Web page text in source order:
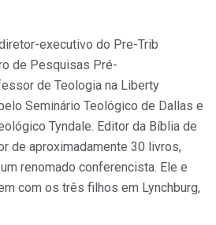
executivo do Pre-Trib
de Pesquisas Pré-
de Teologia na Liberty
Seminário Teológico de Dallas e
Tyndale. Editor da Bíblia de
de aproximadamente 30 livros,
renomado conferencista. Ele e
com os três filhos em Lynchburg,